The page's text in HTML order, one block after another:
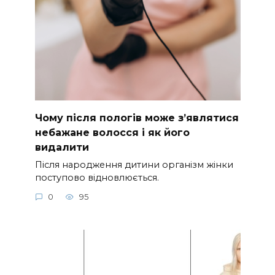
Чому після пологів може з’являтися
небажане волосся і як його
видалити
Після народження дитини організм жінки
поступово відновлюється.
0 95